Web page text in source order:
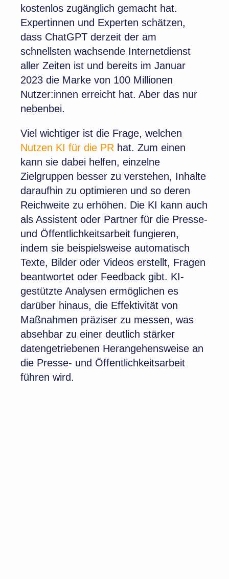
kostenlos zugänglich gemacht hat.
Expertinnen und Experten schätzen,
dass ChatGPT derzeit der am
schnellsten wachsende Internetdienst
aller Zeiten ist und bereits im Januar
2023 die Marke von 100 Millionen
Nutzer:innen erreicht hat. Aber das nur
nebenbei.
Viel wichtiger ist die Frage, welchen
Nutzen KI für die PR hat. Zum einen
kann sie dabei helfen, einzelne
Zielgruppen besser zu verstehen, Inhalte
daraufhin zu optimieren und so deren
Reichweite zu erhöhen. Die KI kann auch
als Assistent oder Partner für die Presse-
und Öffentlichkeitsarbeit fungieren,
indem sie beispielsweise automatisch
Texte, Bilder oder Videos erstellt, Fragen
beantwortet oder Feedback gibt. KI-
gestützte Analysen ermöglichen es
darüber hinaus, die Effektivität von
Maßnahmen präziser zu messen, was
absehbar zu einer deutlich stärker
datengetriebenen Herangehensweise an
die Presse- und Öffentlichkeitsarbeit
führen wird.